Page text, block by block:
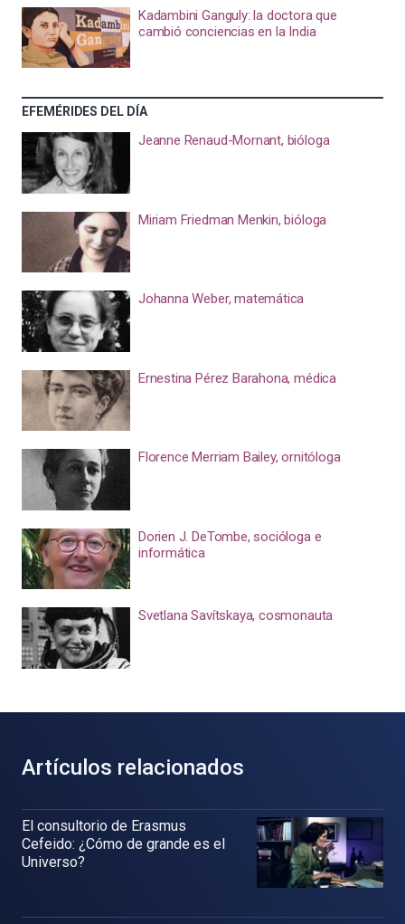
Kadambini Ganguly: la doctora que
cambió conciencias en la India
EFEMÉRIDES DEL DÍA
Jeanne Renaud-Mornant, bióloga
Miriam Friedman Menkin, bióloga
Johanna Weber, matemática
Ernestina Pérez Barahona, médica
Florence Merriam Bailey, ornitóloga
Dorien J. DeTombe, socióloga e
informática
Svetlana Savítskaya, cosmonauta
Artículos relacionados
El consultorio de Erasmus
Cefeido: ¿Cómo de grande es el
Universo?